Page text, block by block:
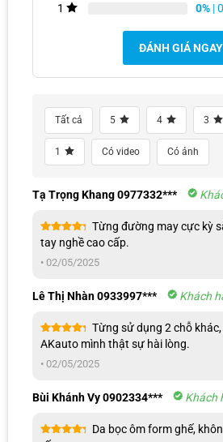
Mẫu bọc ghế da xe Hyundai Avante
1
0% |
ĐÁNH GIÁ NGAY
Tất cả 5 4 3
1 Có video Có ảnh
Tạ Trọng Khang 0977332***
Được xếp
hạng55
sao
Từng đường may cực kỳ
tay nghề cao cấp.
• 02/05/2025
Lê Thị Nhàn 0933997*** Khách
Được xếp
hạng55
sao
Từng sử dụng 2 chỗ
AKauto mình thật sự hài lòng.
• 02/05/2025
Bùi Khánh Vy 0902334*** Khách
Da bọc ôm form ghế,